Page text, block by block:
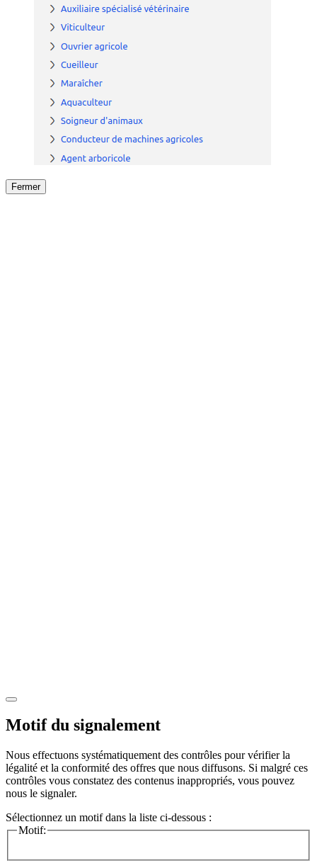
Fermer
Motif du signalement
Nous effectuons systématiquement des contrôles pour vérifier la
légalité et la conformité des offres que nous diffusons. Si malgré ces
contrôles vous constatez des contenus inappropriés, vous pouvez
nous le signaler.
Sélectionnez un motif dans la liste ci-dessous :
Motif: